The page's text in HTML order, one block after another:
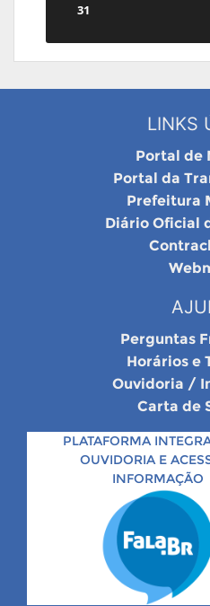
31
LINKS
Portal de
Portal da
Prefeitura
Diário Oficial
Perguntas
Horários e
Ouvidoria /
Carta de
PLATAFORMA
OUVIDORIA E
INFORMAÇÃO